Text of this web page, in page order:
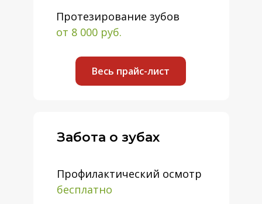
Профилактический осмотр
бесплатно
Забота о зубах
Протезирование зубов
от 8 000 руб.
Весь прайс-лист